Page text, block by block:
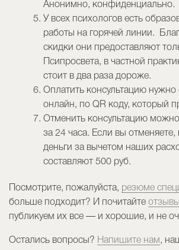
Анонимно, конфиденциально.
У всех психологов есть
работы на горячей линии.
скидки они предоставляют
Псипросвета, в частной
стоит в два раза дороже.
Оплатить консультацию нужно
онлайн, по QR коду, который
Отменить консультацию
за 24 часа. Если вы
деньги за вычетом наших
составляют 500 руб.
Посмотрите, пожалуйста, резюме
больше подходит? И почитайте
публикуем их все — и хорошие, и не
Остались вопросы? Напишите нам ,